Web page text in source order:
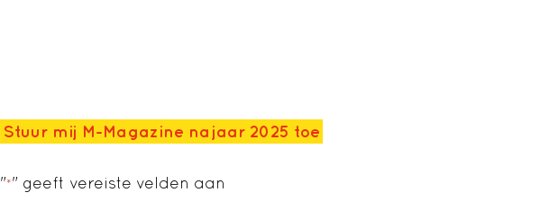
Stuur mij M-Magazine najaar 2025 toe
"*" geeft vereiste velden aan